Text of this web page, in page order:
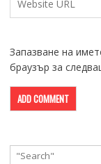
Запазване на
браузър за